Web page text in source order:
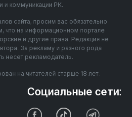
и коммуникации РК.
сайта, просим вас обязательно
что на информационном портале
и другие права. Редакция не
За рекламу и разного рода
несет рекламодатель.
на читателей старше 18 лет.
Социальные сети: